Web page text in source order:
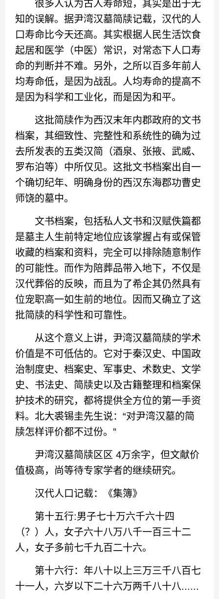
很多人认为古人寿命短，其实是出于无
知的误解。据尹湾汉墓简牍记载，汉代的人
口寿命比今天还高。其实根据人民生活饮食
起居和医学（中医）常识，对常态下人口寿
命的判断并不难。另外，之所以百多年前人
均寿命低，是因为战乱。人均寿命的提高不
是因为科学和工业化，而是因为和平。
这批简牍作为西汉末年内郡政府的文书
档案，其细致性、完整性和系统性的确为过
去所发表的五类汉简（酒泉、张掖、武威、
罗布泊等）中所仅见。这批文书档案出自一
个确切纪年、明确身份的西汉东海郡功曹史
师饶的墓中。
文书档案，包括私人文书和汉赋佚篇都
是墓主人生前特定地位应该掌握占有或保管
收藏的档案和资料，完全可以排除随意制作
的可能性。而作为陪葬品带入地下，不仅是
汉代葬俗的反映，而且为了希企其仍然具有
位宠职高一如生前的地位。因而又确立了这
批简牍的科学性和可靠性。
从这个意义上讲，尹湾汉墓简牍的学术
价值是不可低估的。它对于秦汉史、中国政
治制度史、档案史、军事史、术数史、文学
史、书法史、简牍史以及古籍整理和档案保
护技术的研究，都将提供全方位的第一手资
料。北大裘锡圭先生说：“对尹湾汉墓的简
牍怎样评价都不过份。”
尹湾汉墓简牍区区 4万余字，但文献价
值极高，尚等待专家学者的继续研究。
汉代人口记载：《集簿》
第十五行:男子七十万六千六十四
（？）人，女子六十八万八千一百三十二
人，女子多前七千九百二十六。
第十六行：年八十以上三万三千八百七
十一人，六岁以下二十六万两千八十八......